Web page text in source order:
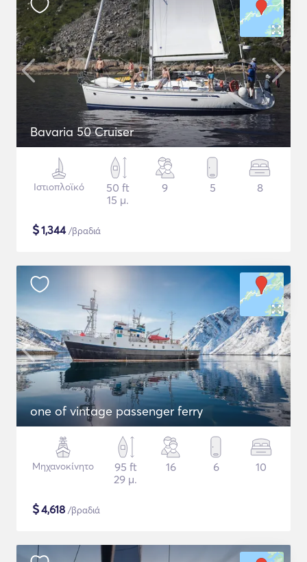
Bavaria 50 Cruiser
Ιστιοπλοϊκό
50 ft
15 μ.
9 5 8
$1,344/βραδιά
one of vintage passenger ferry
Μηχανοκίνητο
95 ft
29 μ.
16 6 10
$4,618 /βραδιά